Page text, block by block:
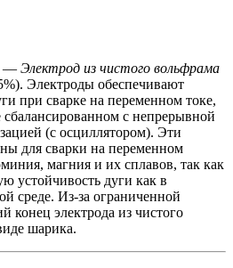
— Электрод из чистого вольфрама
Электроды обеспечивают
при сварке на переменном токе,
с непрерывной
(с осциллятором). Эти
для сварки на переменном
магния и их сплавов, так как
устойчивость дуги как в
среде. Из-за ограниченной
конец электрода из чистого
шарика.